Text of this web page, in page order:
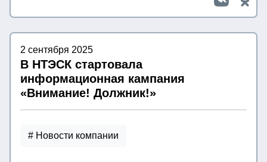
2 сентября 2025
В НТЭСК стартовала
информационная кампания
«Внимание! Должник!»
# Новости компании